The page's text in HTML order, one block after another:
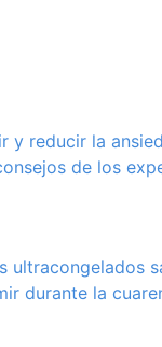
y reducir la
de los
ultracongelados
durante la